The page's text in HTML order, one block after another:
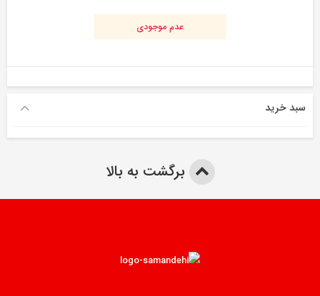
عدم موجودی
سبد خرید
برگشت به بالا